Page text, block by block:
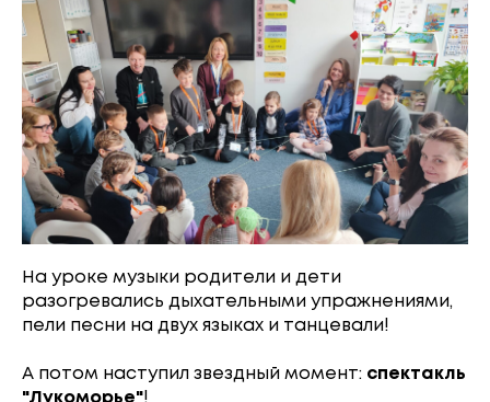
На уроке музыки родители и дети
разогревались дыхательными упражнениями,
пели песни на двух языках и танцевали!
А потом наступил звездный момент: спектакль
"Лукоморье"!